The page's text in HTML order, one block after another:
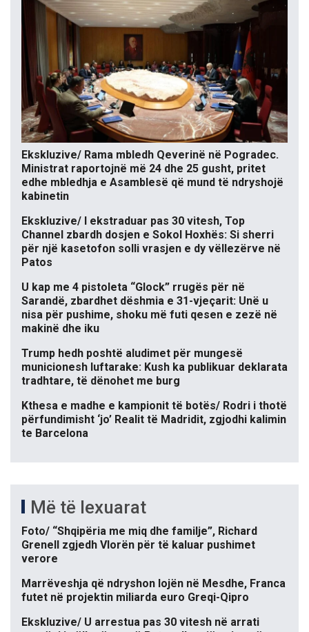
Ekskluzive/ Rama mbledh Qeverinë në Pogradec.
Ministrat raportojnë më 24 dhe 25 gusht, pritet
edhe mbledhja e Asamblesë që mund të ndryshojë
kabinetin
Ekskluzive/ I ekstraduar pas 30 vitesh, Top
Channel zbardh dosjen e Sokol Hoxhës: Si sherri
për një kasetofon solli vrasjen e dy vëllezërve në
Patos
U kap me 4 pistoleta “Glock” rrugës për në
Sarandë, zbardhet dëshmia e 31-vjeçarit: Unë u
nisa për pushime, shoku më futi qesen e zezë në
makinë dhe iku
Trump hedh poshtë aludimet për mungesë
municionesh luftarake: Kush ka publikuar deklarata
tradhtare, të dënohet me burg
Kthesa e madhe e kampionit të botës/ Rodri i thotë
përfundimisht ‘jo’ Realit të Madridit, zgjodhi kalimin
te Barcelona
Më të lexuarat
Foto/ “Shqipëria me miq dhe familje”, Richard
Grenell zgjedh Vlorën për të kaluar pushimet
verore
Marrëveshja që ndryshon lojën në Mesdhe, Franca
futet në projektin miliarda euro Greqi-Qipro
Ekskluzive/ U arrestua pas 30 vitesh në arrati